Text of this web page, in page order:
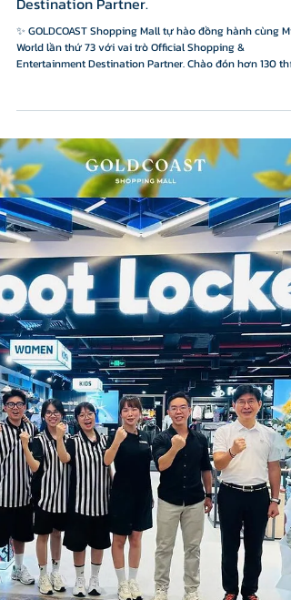
✨ GOLDCOAST Shopping Mall tự hào đồng
hành cùng Miss World lần thứ 73 với vai trò
Official Shopping & Entertainment
World lần thứ 73 với vai trò Official Shopping &
Entertainment Destination Partner. Chào đón hơn 130 thí
sinh đến từ khắp nơi trên thế giới cùng đông đảo du
quốc tế, GOLDCOAST Shopping Mall hứa hẹn mang đến
hành trình mua sắm – giải trí – trải nghiệm đẳng cấp
tế ngay giữa lòng thành phố biển Nha Trang. ✨Đây không
chỉ là điểm đến hội tụ của những thương hiệu, dịch vụ và
không gian giải trí hiện đại, mà còn là nơi